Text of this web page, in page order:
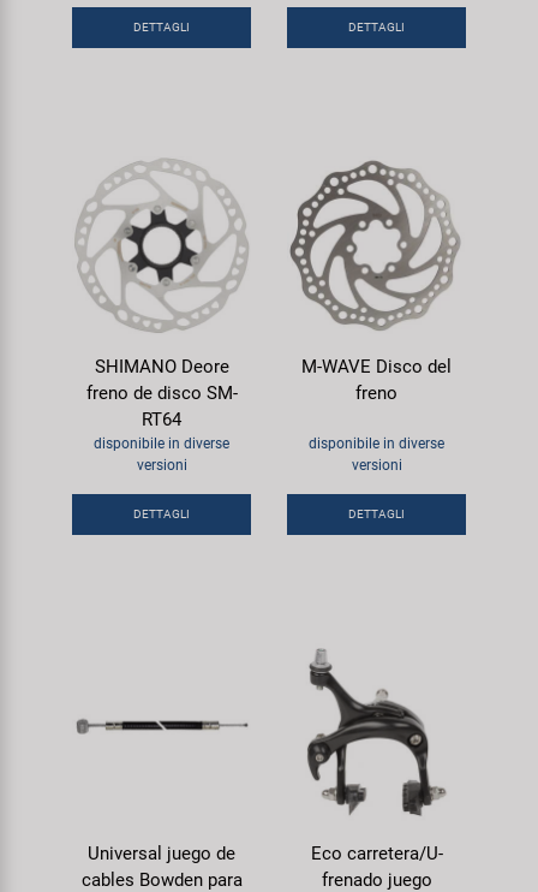
DETTAGLI DETTAGLI
SHIMANO Deore
freno de disco SM-
RT64
disponibile in diverse
versioni
DETTAGLI
M-WAVE Disco del
freno
disponibile in diverse
versioni
DETTAGLI
Universal juego de
cables Bowden para
Eco carretera/U-
frenado juego